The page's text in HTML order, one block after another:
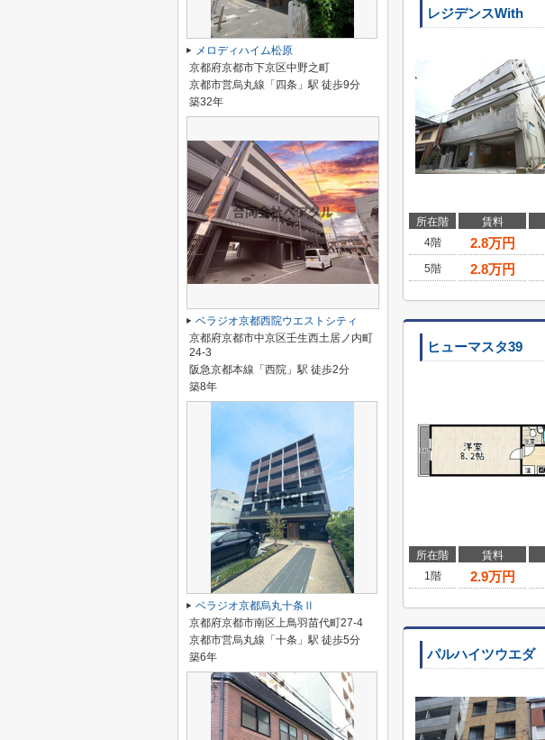
レジデンスWith
所在階 賃料
4階
2.8万円
5階
2.8万円
ヒューマスタ39
所在階 賃料
1階
2.9万円
パルハイツウエダ
メロディハイム松原
京都府京都市下京区中野之町
京都市営烏丸線「四条」駅 徒歩9分
築32年
ベラジオ京都西院ウエストシティ
京都府京都市中京区壬生西土居ノ内町
24-3
阪急京都本線「西院」駅 徒歩2分
築8年
ベラジオ京都烏丸十条Ⅱ
京都府京都市南区上鳥羽苗代町27-4
京都市営烏丸線「十条」駅 徒歩5分
築6年